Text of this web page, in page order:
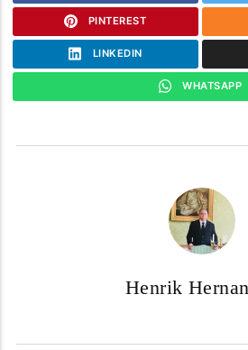
PINTEREST
LINKEDIN
WHATSAPP
Henrik